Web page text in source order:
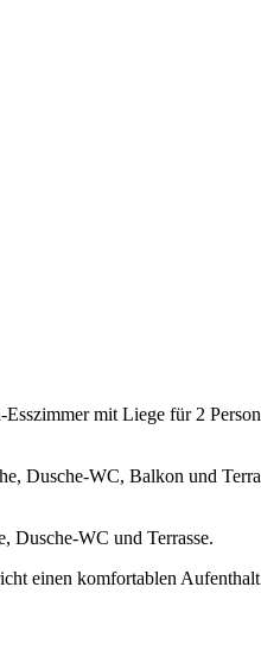
mit Liege für 2
Dusche-WC, Balkon und
Dusche-WC und Terrasse.
einen komfortablen